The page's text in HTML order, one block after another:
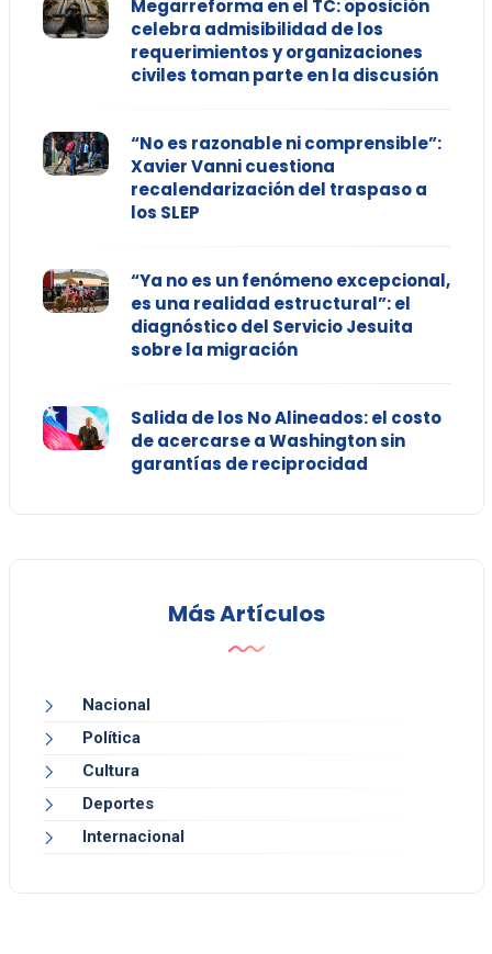
Megarreforma en el TC: oposición
celebra admisibilidad de los
requerimientos y organizaciones
civiles toman parte en la discusión
“No es razonable ni comprensible”:
Xavier Vanni cuestiona
recalendarización del traspaso a
los SLEP
“Ya no es un fenómeno excepcional,
es una realidad estructural”: el
diagnóstico del Servicio Jesuita
sobre la migración
Salida de los No Alineados: el costo
de acercarse a Washington sin
garantías de reciprocidad
Más Artículos
Nacional
Política
Cultura
Deportes
Internacional